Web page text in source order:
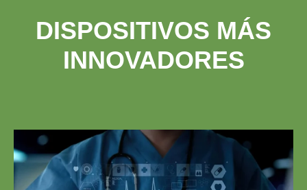
DISPOSITIVOS MÁS
INNOVADORES